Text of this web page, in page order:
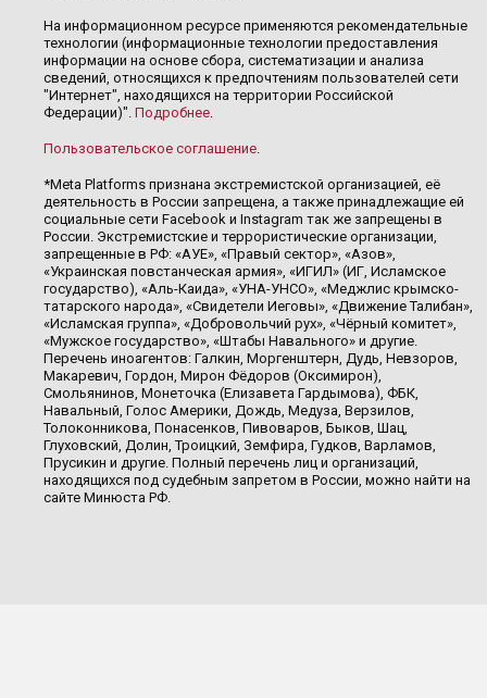
На информационном ресурсе применяются рекомендательные
технологии (информационные технологии предоставления
информации на основе сбора, систематизации и анализа
сведений, относящихся к предпочтениям пользователей сети
"Интернет", находящихся на территории Российской
Федерации)". Подробнее.
Пользовательское соглашение.
*Meta Platforms признана экстремистской организацией, её
деятельность в России запрещена, а также принадлежащие ей
социальные сети Facebook и Instagram так же запрещены в
России. Экстремистские и террористические организации,
запрещенные в РФ: «АУЕ», «Правый сектор», «Азов»,
«Украинская повстанческая армия», «ИГИЛ» (ИГ, Исламское
государство), «Аль-Каида», «УНА-УНСО», «Меджлис крымско-
татарского народа», «Свидетели Иеговы», «Движение Талибан»,
«Исламская группа», «Добровольчий рух», «Чёрный комитет»,
«Мужское государство», «Штабы Навального» и другие.
Перечень иноагентов: Галкин, Моргенштерн, Дудь, Невзоров,
Макаревич, Гордон, Мирон Фёдоров (Оксимирон),
Смольянинов, Монеточка (Елизавета Гардымова), ФБК,
Навальный, Голос Америки, Дождь, Медуза, Верзилов,
Толоконникова, Понасенков, Пивоваров, Быков, Шац,
Глуховский, Долин, Троицкий, Земфира, Гудков, Варламов,
Прусикин и другие. Полный перечень лиц и организаций,
находящихся под судебным запретом в России, можно найти на
сайте Минюста РФ.